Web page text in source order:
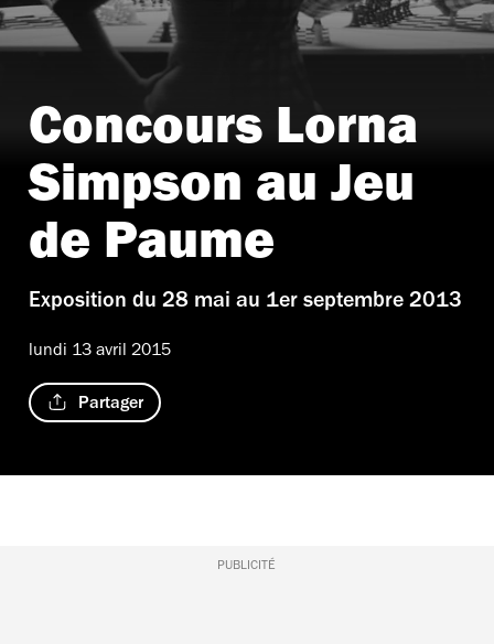
Concours Lorna
Simpson au Jeu
de Paume
Exposition du 28 mai au 1er septembre 2013
lundi 13 avril 2015
Partager
PUBLICITÉ